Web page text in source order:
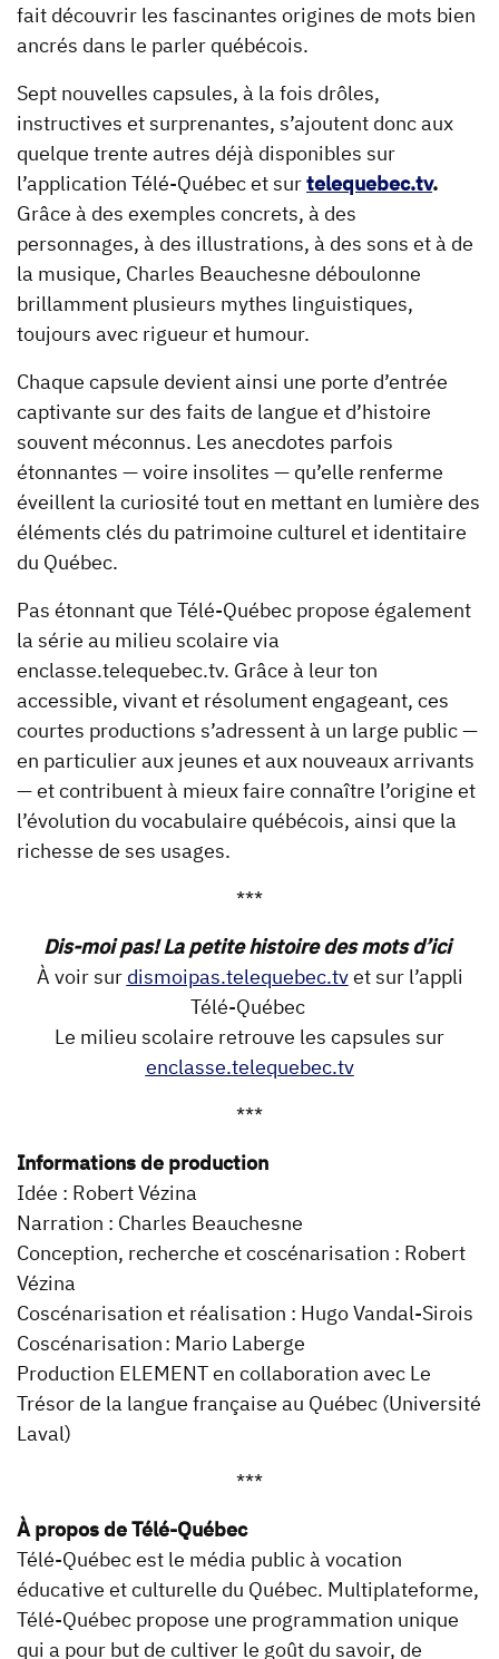
fait découvrir les fascinantes origines de mots bien
ancrés dans le parler québécois.
Sept nouvelles capsules, à la fois drôles,
instructives et surprenantes, s’ajoutent donc aux
quelque trente autres déjà disponibles sur
l’application Télé-Québec et surtelequebec.tv.
Grâce à des exemples concrets, à des
personnages, à des illustrations, à des sons et à de
la musique, Charles Beauchesne déboulonne
brillamment plusieurs mythes linguistiques,
toujours avec rigueur et humour.
Chaque capsule devient ainsi une porte d’entrée
captivante sur des faits de langue et d’histoire
souvent méconnus. Les anecdotes parfois
étonnantes — voire insolites — qu’elle renferme
éveillent la curiosité tout en mettant en lumière des
éléments clés du patrimoine culturel et identitaire
du Québec.
Pas étonnant que Télé-Québec propose également
la série au milieu scolaire via
enclasse.telequebec.tv. Grâce à leur ton
accessible, vivant et résolument engageant, ces
courtes productions s’adressent à un large public —
en particulier aux jeunes et aux nouveaux arrivants
— et contribuent à mieux faire connaître l’origine et
l’évolution du vocabulaire québécois, ainsi que la
richesse de ses usages.
***
Dis-moi pas! La petite histoire des mots d’ici
À voir sur dismoipas.telequebec.tvet sur l’appli
Télé-Québec
Le milieu scolaire retrouve les capsules sur
enclasse.telequebec.tv
***
Informations de production
Idée : Robert Vézina
Narration : Charles Beauchesne
Conception, recherche et coscénarisation : Robert
Vézina
Coscénarisation et réalisation : Hugo Vandal-Sirois
Coscénarisation : Mario Laberge
Production ELEMENT en collaboration avec Le
Trésor de la langue française au Québec (Université
Laval)
***
À propos de Télé-Québec
Télé-Québec est le média public à vocation
éducative et culturelle du Québec. Multiplateforme,
Télé-Québec propose une programmation unique
qui a pour but de cultiver le goût du savoir, de